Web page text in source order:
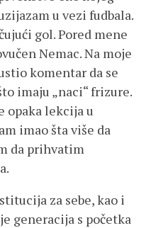
u vezi fudbala.
gol. Pored mene
Nemac. Na moje
komentar da se
imaju „naci“ frizure.
opaka lekcija u
imao šta više da
da prihvatim
za sebe, kao i
generacija s početka